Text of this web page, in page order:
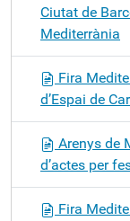
Ciutat de
Mediterrània
Fira
d’Espai de
Arenys de
d’actes per
Fira